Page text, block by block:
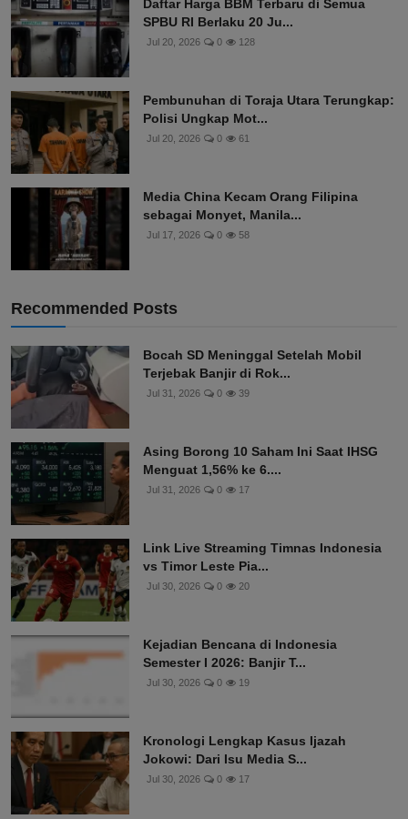
Daftar Harga BBM Terbaru di Semua
SPBU RI Berlaku 20 Ju...
Jul 20, 2026 0 128
Pembunuhan di Toraja Utara Terungkap:
Polisi Ungkap Mot...
Jul 20, 2026 0 61
Media China Kecam Orang Filipina
sebagai Monyet, Manila...
Jul 17, 2026 0 58
Recommended Posts
Bocah SD Meninggal Setelah Mobil
Terjebak Banjir di Rok...
Jul 31, 2026 0 39
Asing Borong 10 Saham Ini Saat IHSG
Menguat 1,56% ke 6....
Jul 31, 2026 0 17
Link Live Streaming Timnas Indonesia
vs Timor Leste Pia...
Jul 30, 2026 0 20
Kejadian Bencana di Indonesia
Semester I 2026: Banjir T...
Jul 30, 2026 0 19
Kronologi Lengkap Kasus Ijazah
Jokowi: Dari Isu Media S...
Jul 30, 2026 0 17